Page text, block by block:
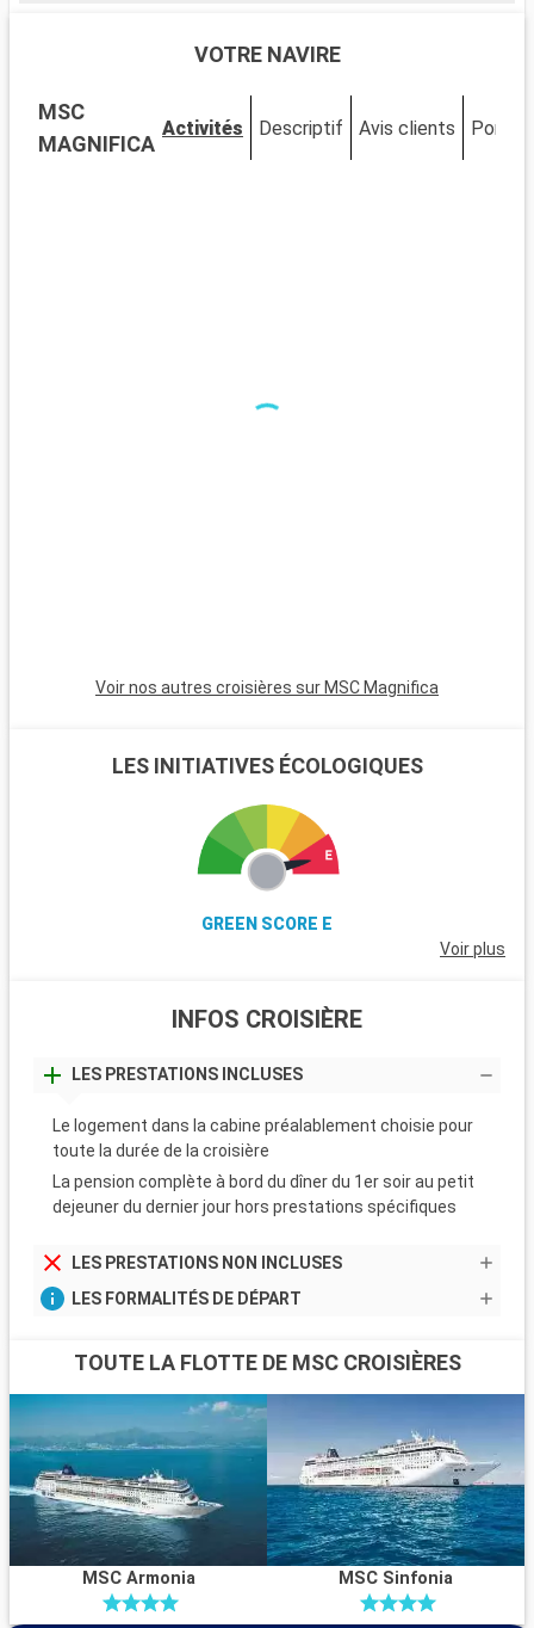
Warnemünde, village côtier pittoresque, offre un cadre
pêche et boutiques se côtoient. La plage de Warnemünde,
avec sa promenade vivante et son phare emblématique,
promet détente et évasion. Découvrez l'histoire locale au
le train à vapeur Molli, est une escapade charmante. Schwerin,
VOTRE NAVIRE
MSC
MAGNIFICA
Activités Descriptif Avis clients Ponts
Voir nos autres croisières sur MSC Magnifica
LES INITIATIVES ÉCOLOGIQUES
GREEN SCORE E
Voir plus
INFOS CROISIÈRE
LES PRESTATIONS INCLUSES
Le logement dans la cabine préalablement choisie pour
toute la durée de la croisière
La pension complète à bord du dîner du 1er soir au petit
dejeuner du dernier jour hors prestations spécifiques
LES PRESTATIONS NON INCLUSES
LES FORMALITÉS DE DÉPART
TOUTE LA FLOTTE DE MSC CROISIÈRES
MSC Armonia MSC Sinfonia